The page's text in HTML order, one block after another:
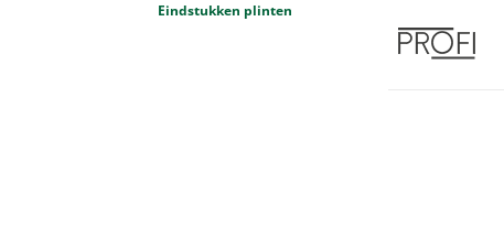
Eindstukken plinten